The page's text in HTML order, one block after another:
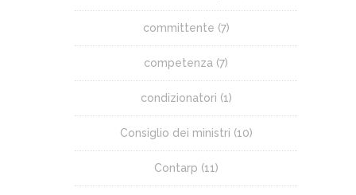
committente (7)
competenza (7)
condizionatori (1)
Consiglio dei ministri (10)
Contarp (11)